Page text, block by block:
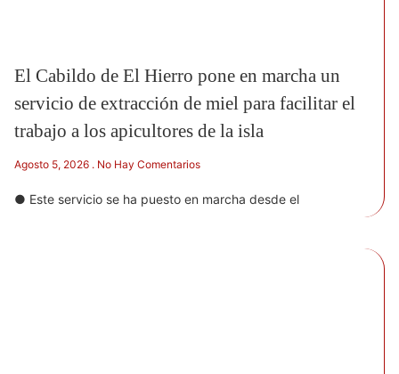
El Cabildo de El Hierro pone en marcha un
servicio de extracción de miel para facilitar el
trabajo a los apicultores de la isla
Agosto 5, 2026 No Hay Comentarios
● Este servicio se ha puesto en marcha desde el